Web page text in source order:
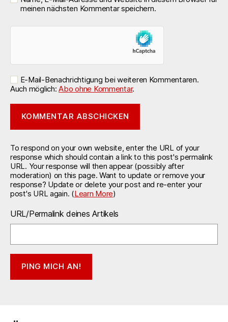
meinen nächsten Kommentar speichern.
E-Mail-Benachrichtigung bei weiteren Kommentaren.
Auch möglich:Abo ohne Kommentar.
To respond on your own website, enter the URL of your
response which should contain a link to this post's permalink
URL. Your response will then appear (possibly after
moderation) on this page. Want to update or remove your
response? Update or delete your post and re-enter your
post's URL again. (Learn More)
URL/Permalink deines Artikels